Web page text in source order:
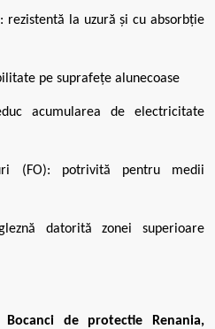
rezistentă la uzură și cu absorbție
pe suprafețe alunecoase
acumularea de electricitate
(FO): potrivită pentru medii
datorită zonei superioare
de protectie Renania,